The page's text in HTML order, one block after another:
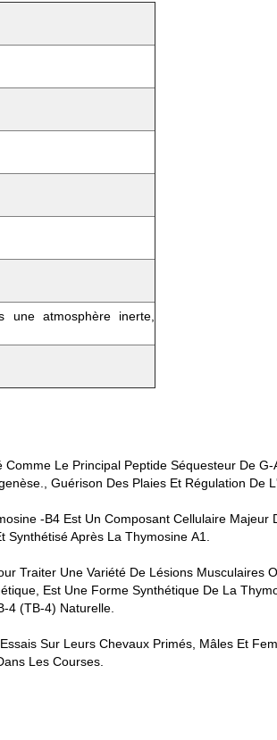
une atmosphère inerte,
Le Principal Peptide Séquesteur De
Guérison Des Plaies Et Régulation De
-β4 Est Un Composant Cellulaire
Après La Thymosine Α1.
Traiter Une Variété De Lésions Musculaires
Est Une Forme Synthétique De La
4 (TB-4) Naturelle.
Sur Leurs Chevaux Primés, Mâles Et
Les Courses.